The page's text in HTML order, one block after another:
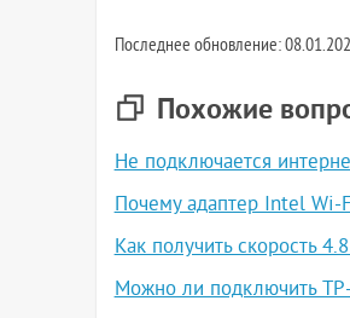
Последнее обновление:
Похожие
Не подключается
Почему адаптер Intel Wi-
Как получить скорость
Можно ли подключить